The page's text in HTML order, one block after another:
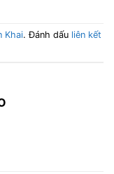
Khai. Đánh dấu liên kết